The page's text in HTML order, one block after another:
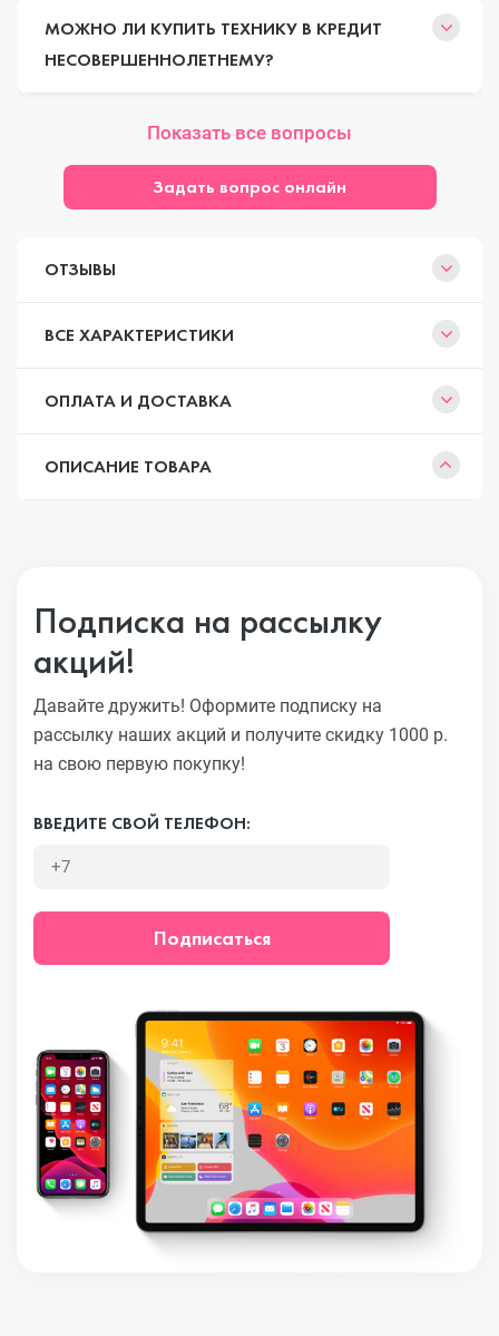
МОЖНО ЛИ КУПИТЬ ТЕХНИКУ В КРЕДИТ
НЕСОВЕРШЕННОЛЕТНЕМУ?
Показать все вопросы
Задать вопрос онлайн
ОТЗЫВЫ
ВСЕ ХАРАКТЕРИСТИКИ
ОПЛАТА И ДОСТАВКА
ОПИСАНИЕ ТОВАРА
Подписка на рассылку
акций!
Давайте дружить! Оформите подписку на
рассылку наших акций и получите скидку 1000 р.
на свою первую покупку!
ВВЕДИТЕ СВОЙ ТЕЛЕФОН:
Подписаться